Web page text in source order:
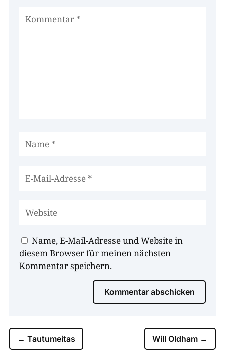
Name, E-Mail-Adresse und Website in
diesem Browser für meinen nächsten
Kommentar speichern.
Kommentar abschicken
← Tautumeitas Will Oldham →